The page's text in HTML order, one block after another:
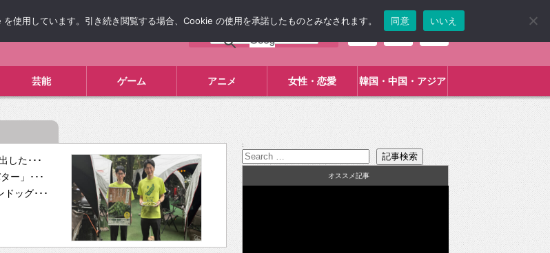
芸能 ゲーム アニメ 女性・恋愛 韓国・中国・アジア
した･･･
ー」･･･
ッグ･･･
:
オススメ記事
使用しています。引き続き閲覧する場合、Cookie の使用を承諾したものとみなされます。 同意 いいえ